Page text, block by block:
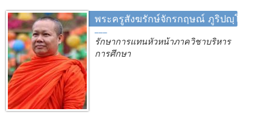
พระครูสังฆรักษ์จักรกฤษณ์ ภูริปญฺโญ, ผศ.
รักษาการแทนหัวหน้าภาควิชาบริหาร
การศึกษา